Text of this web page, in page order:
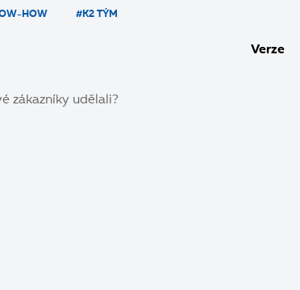
HOW #K2 TÝM
Verze
zákazníky udělali?